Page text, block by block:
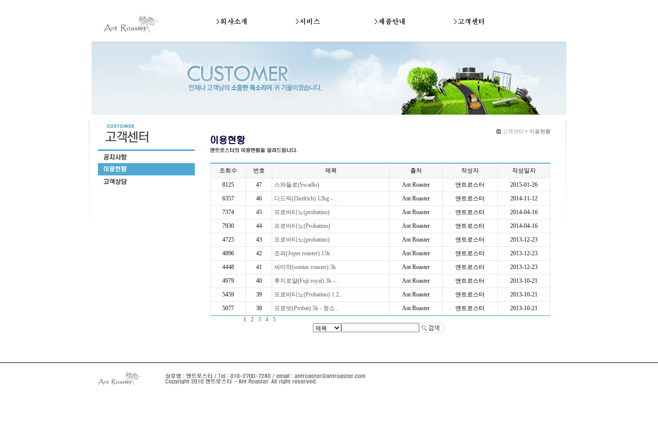
고객센터 이용현황
조회수 번호 제목 출처 작성자 작성일자
8125 47 스와들로(Swadlo) Ant Roaster 앤트로스터
2015-01-26
6357
46 디드릭(Diedrich) 12kg - .. Ant Roaster 앤트로스터
2014-11-12
7374
45 프로바티노(probatino) Ant Roaster 앤트로스터
2014-04-16
7930
44 프로바티노(Probatino) Ant Roaster 앤트로스터
2014-04-16
4725
43 프로바티노(probatino) Ant Roaster 앤트로스터
2013-12-23
4896
42 조퍼(Joper roaster) 15k Ant Roaster 앤트로스터
2013-12-23
4448
41 세미악(semiac roaster) 3k Ant Roaster 앤트로스터
2013-12-23
4979
40 후지로얄(Fuji royal) 3k -.. Ant Roaster 앤트로스터
2013-10-21
5459
39 프로바티노(Probatino) 1.2.. Ant Roaster 앤트로스터
2013-10-21
5077
38 프로밧(Probat) 5k - 청소 .. Ant Roaster 앤트로스터
2013-10-21
1
2 3 4 5